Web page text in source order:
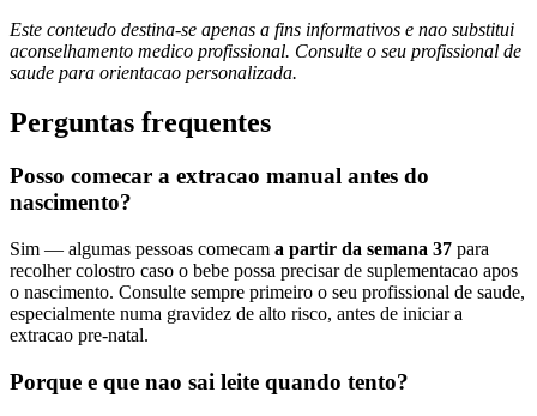
Este conteudo destina-se apenas a fins informativos e nao substitui
aconselhamento medico profissional. Consulte o seu profissional de
saude para orientacao personalizada.
Perguntas frequentes
Posso comecar a extracao manual antes do
nascimento?
Sim — algumas pessoas comecam a partir da semana 37 para
recolher colostro caso o bebe possa precisar de suplementacao apos
o nascimento. Consulte sempre primeiro o seu profissional de saude,
especialmente numa gravidez de alto risco, antes de iniciar a
extracao pre-natal.
Porque e que nao sai leite quando tento?